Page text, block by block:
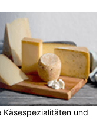
Käsespezialitäten und